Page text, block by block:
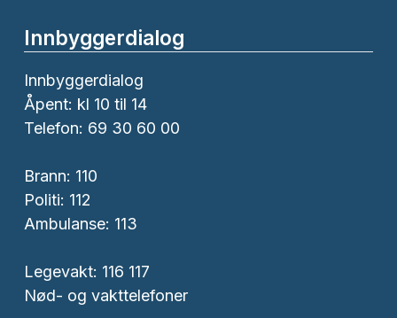
Innbyggerdialog
Innbyggerdialog
Åpent: kl 10 til 14
Telefon: 69 30 60 00
Brann: 110
Politi: 112
Ambulanse: 113
Legevakt: 116 117
Nød- og vakttelefoner